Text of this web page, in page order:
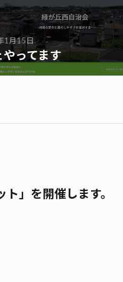
1月15日
ってます
」を開催します。